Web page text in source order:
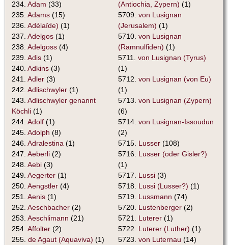
234. Adam (33)
235. Adams (15)
236. Adélaïde) (1)
237. Adelgos (1)
238. Adelgoss (4)
239. Adis (1)
240. Adkins (3)
241. Adler (3)
242. Adlischwyler (1)
243. Adlischwyler genannt
Köchli (1)
244. Adolf (1)
245. Adolph (8)
246. Adralestina (1)
247. Aeberli (2)
248. Aebi (3)
249. Aegerter (1)
250. Aengstler (4)
251. Aenis (1)
252. Aeschbacher (2)
253. Aeschlimann (21)
254. Affolter (2)
255. de Agaut (Aquaviva) (1)
(Antiochia, Zypern) (1)
5709. von Lusignan
(Jerusalem) (1)
5710. von Lusignan
(Ramnulfiden) (1)
5711. von Lusignan (Tyrus)
(1)
5712. von Lusignan (von Eu)
(1)
5713. von Lusignan (Zypern)
(6)
5714. von Lusignan-Issoudun
(2)
5715. Lusser (108)
5716. Lusser (oder Gisler?)
(1)
5717. Lussi (3)
5718. Lussi (Lusser?) (1)
5719. Lussmann (74)
5720. Lustenberger (2)
5721. Luterer (1)
5722. Luterer (Luther) (1)
5723. von Luternau (14)